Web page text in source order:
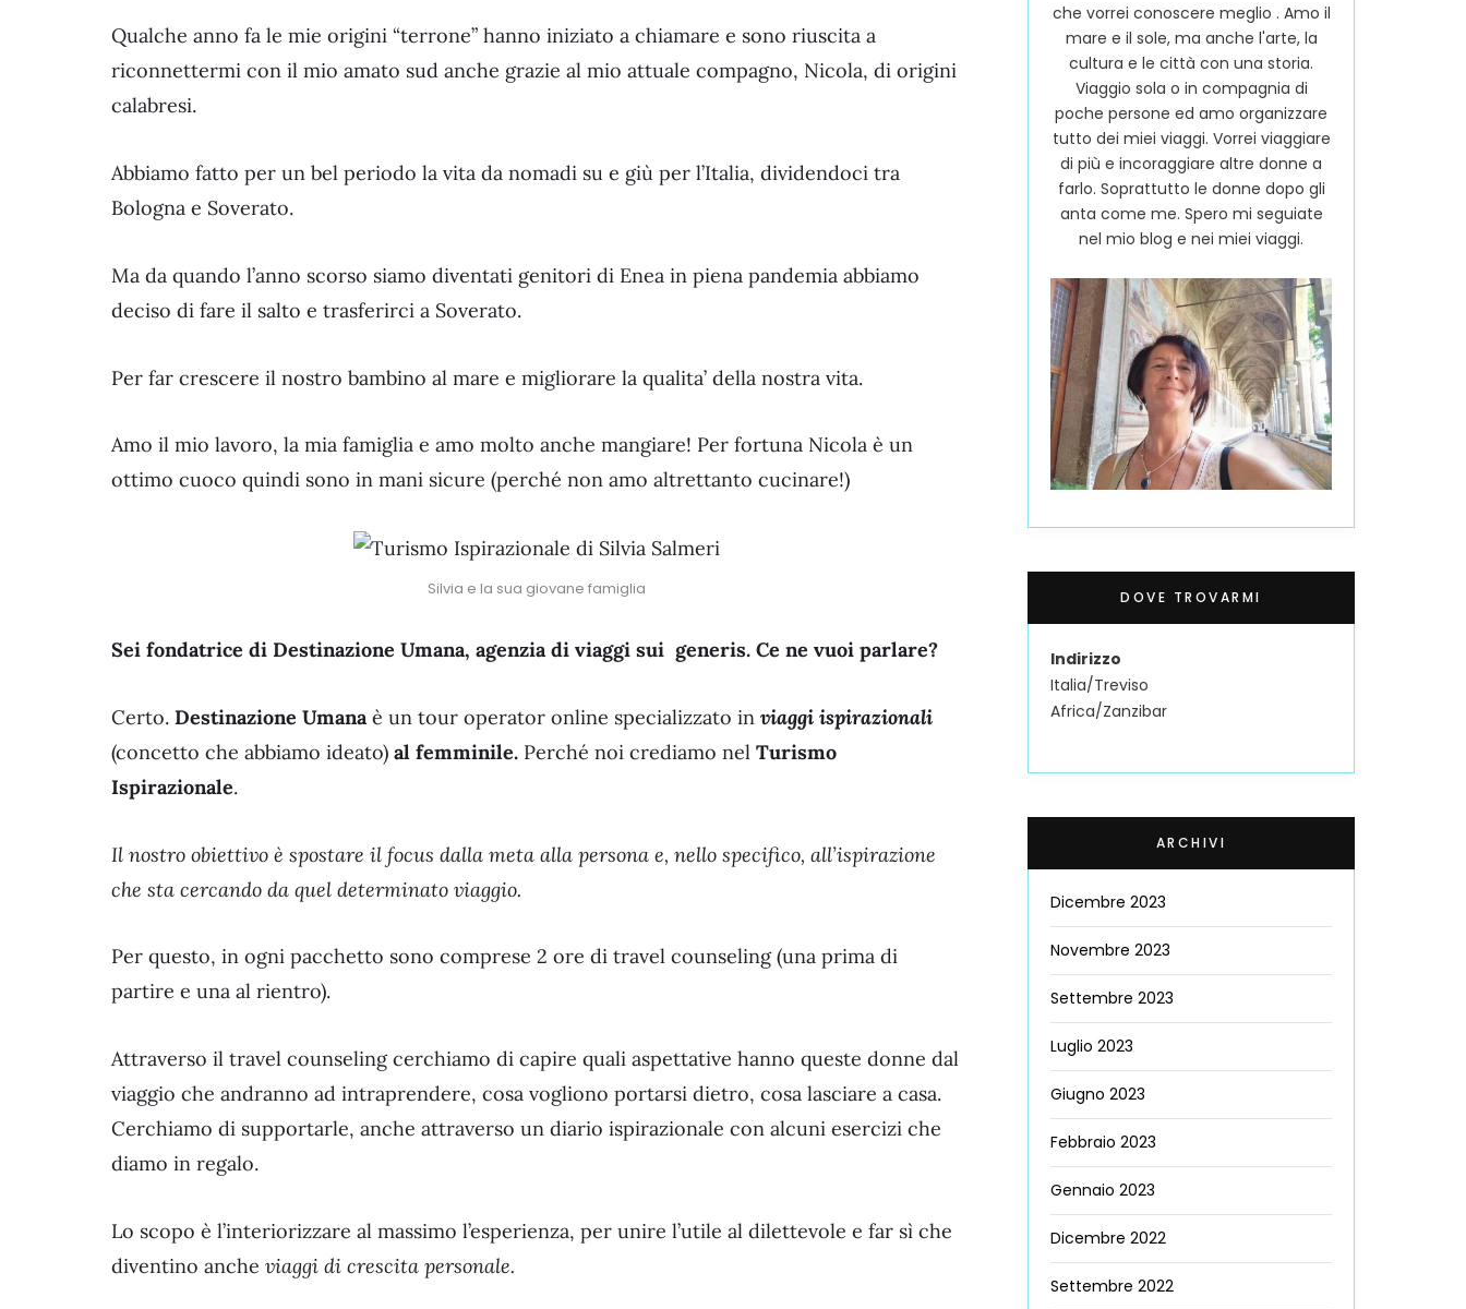
Qualche anno fa le mie origini “terrone” hanno iniziato a chiamare e sono riuscita a
riconnettermi con il mio amato sud anche grazie al mio attuale compagno, Nicola, di origini
calabresi.
Abbiamo fatto per un bel periodo la vita da nomadi su e giù per l’Italia, dividendoci tra
Bologna e Soverato.
Ma da quando l’anno scorso siamo diventati genitori di Enea in piena pandemia abbiamo
deciso di fare il salto e trasferirci a Soverato.
Per far crescere il nostro bambino al mare e migliorare la qualita’ della nostra vita.
Amo il mio lavoro, la mia famiglia e amo molto anche mangiare! Per fortuna Nicola è un
ottimo cuoco quindi sono in mani sicure (perché non amo altrettanto cucinare!)
Silvia e la sua giovane famiglia
Sei fondatrice di Destinazione Umana, agenzia di viaggi sui generis. Ce ne vuoi parlare?
Certo. Destinazione Umanaè un tour operator online specializzato in viaggi ispirazionali
(concetto che abbiamo ideato) al femminile. Perché noi crediamo nel Turismo
Ispirazionale.
Il nostro obiettivo è spostare il focus dalla meta alla persona e, nello specifico, all’ispirazione
che sta cercando da quel determinato viaggio.
Per questo, in ogni pacchetto sono comprese 2 ore di travel counseling (una prima di
partire e una al rientro).
Attraverso il travel counseling cerchiamo di capire quali aspettative hanno queste donne dal
viaggio che andranno ad intraprendere, cosa vogliono portarsi dietro, cosa lasciare a casa.
Cerchiamo di supportarle, anche attraverso un diario ispirazionale con alcuni esercizi che
diamo in regalo.
Lo scopo è l’interiorizzare al massimo l’esperienza, per unire l’utile al dilettevole e far sì che
diventino anche viaggi di crescita personale.
che vorrei conoscere meglio . Amo il
mare e il sole, ma anche l'arte, la
cultura e le città con una storia.
Viaggio sola o in compagnia di
poche persone ed amo organizzare
tutto dei miei viaggi. Vorrei viaggiare
di più e incoraggiare altre donne a
farlo. Soprattutto le donne dopo gli
anta come me. Spero mi seguiate
nel mio blog e nei miei viaggi.
DOVE TROVARMI
Indirizzo
Italia/Treviso
Africa/Zanzibar
ARCHIVI
Dicembre 2023
Novembre 2023
Settembre 2023
Luglio 2023
Giugno 2023
Febbraio 2023
Gennaio 2023
Dicembre 2022
Settembre 2022